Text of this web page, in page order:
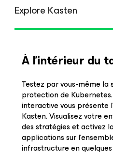
Explore Kasten
À l’intérieur du
Testez par vous-même la
protection de
interactive vous présente
Kasten. Visualisez votre
des stratégies et activez
applications sur
infrastructure en